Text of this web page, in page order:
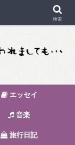
エッセイ
音楽
旅行日記
検索